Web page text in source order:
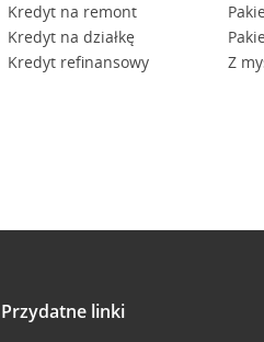
Kredyt na remont
Kredyt na działkę
Kredyt refinansowy
Z
Przydatne linki